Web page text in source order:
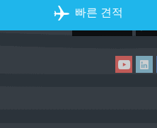
빠른 견적